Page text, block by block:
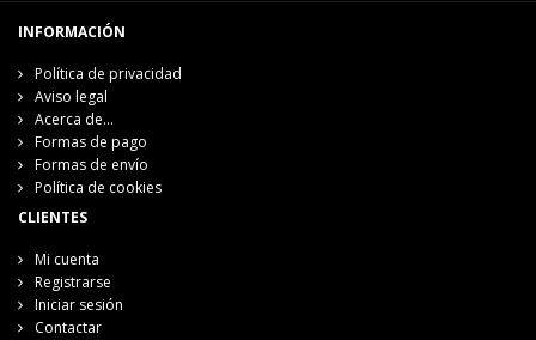
INFORMACIÓN
Política de privacidad
Aviso legal
Acerca de...
Formas de pago
Formas de envío
Política de cookies
CLIENTES
Mi cuenta
Registrarse
Iniciar sesión
Contactar